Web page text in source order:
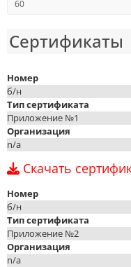
60
Сертификаты
Номер
б/н
Тип сертификата
Приложение №1
Организация
n/a
Скачать
Номер
б/н
Тип сертификата
Приложение №2
Организация
n/a